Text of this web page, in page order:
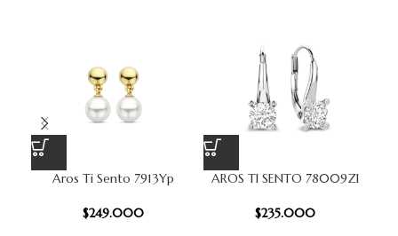
Aros Ti Sento 7913Yp
$249.000
AROS TI SENTO 78009ZI
$235.000